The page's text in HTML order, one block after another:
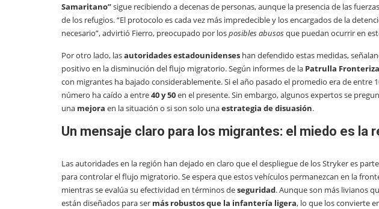
Samaritano”sigue recibiendo a decenas de personas, aunque la presencia de las
de los refugios. “El protocolo es cada vez más impredecible y los encargados de la
necesario”, advirtió Fierro, preocupado por losposibles abusosque puedan ocurrir en
Por otro lado, lasautoridades estadounidenses han defendido estas medidas,
positivo en la disminución del flujo migratorio. Según informes de la Patrulla Fronteriza
con migrantes ha bajado considerablemente. Si el año pasado el promedio era de entre
número ha caído a entre40 y 50en el presente. Sin embargo, algunos expertos se
una mejora en la situación o si son solo unaestrategia de disuasión.
Un mensaje claro para los migrantes: el miedo es la
Las autoridades en la región han dejado en claro que el despliegue de los Stryker es
para controlar el flujo migratorio. Se espera que estos vehículos permanezcan en la
mientras se evalúa su efectividad en términos deseguridad. Aunque son más livianos
están diseñados para ser más robustos que la infantería ligera, lo que los convierte